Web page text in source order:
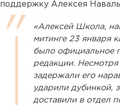
поддержку Алексея
«Алексей Школа,
митинге 23 января
было официальное
редакции. Несмотря
задержали его
ударили дубинкой,
доставили в отдел